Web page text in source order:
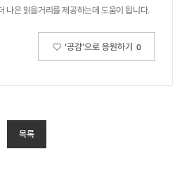
나은 읽을거리를 제공하는데 도움이 됩니다.
‘공감’으로 응원하기 0
목록